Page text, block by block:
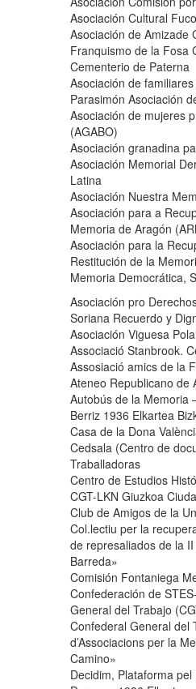
Asociación Cultural
Asociación de Amizade
Franquismo de la Fosa
Cementerio de Paterna
Asociación de
Parasimón Asociación
Asociación de mujeres
(AGABO)
Asociación granadina
Asociación Memorial
Latina
Asociación Nuestra
Asociación para a
Memoria de Aragón
Asociación para la
Restitución de la
Memoria Democrática,
Asociación pro
Soriana Recuerdo y
Asociación Viguesa
Associació Stanbrook.
Assosiació amics de la
Ateneo Republicano de
Autobús de la Memoria
Berriz 1936 Elkartea
Casa de la Dona
Cedsala (Centro de
Traballadoras
Centro de Estudios
CGT-LKN Giuzkoa
Club de Amigos de la
Col.lectiu per la
de represaliados de la
Barreda»
Comisión Fontaniega
Confederación de
General del Trabajo
Confederal General del
d’Associacions per la
Camino»
Decidim, Plataforma